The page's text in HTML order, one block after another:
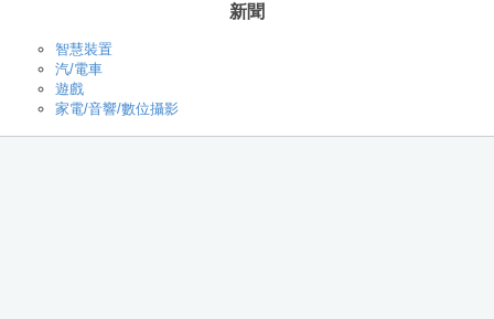
新聞
智慧裝置
汽/電車
遊戲
家電/音響/數位攝影